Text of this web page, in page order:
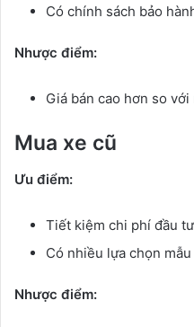
Có chính sách bảo
Nhược điểm:
Giá bán cao hơn so với
Mua xe cũ
Ưu điểm:
Tiết kiệm chi phí đầu
Có nhiều lựa chọn
Nhược điểm: